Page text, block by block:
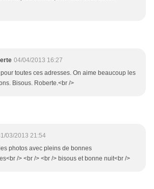
04/04/2013 16:27
toutes ces adresses. On aime beaucoup les
Bisous. Roberte.<br />
03/2013 21:54
photos avec pleins de bonnes
/> <br /> <br /> bisous et bonne nuit<br />